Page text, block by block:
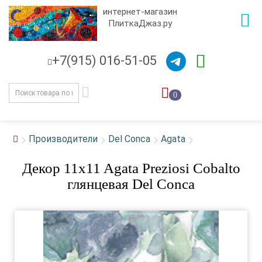
интернет-магазин
ПлиткаДжаз.ру
+7(915) 016-51-05
0
Производители Del Conca Agata
Декор 11x11 Agata Preziosi Cobalto
глянцевая Del Conca